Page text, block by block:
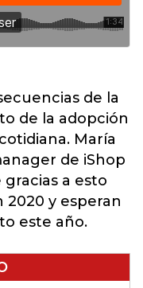
de la
de la adopción
María
de iShop
a esto
2020 y esperan
este año.